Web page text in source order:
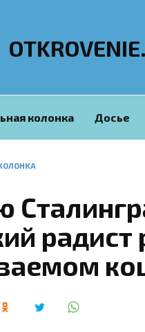
колонка Досье
радист